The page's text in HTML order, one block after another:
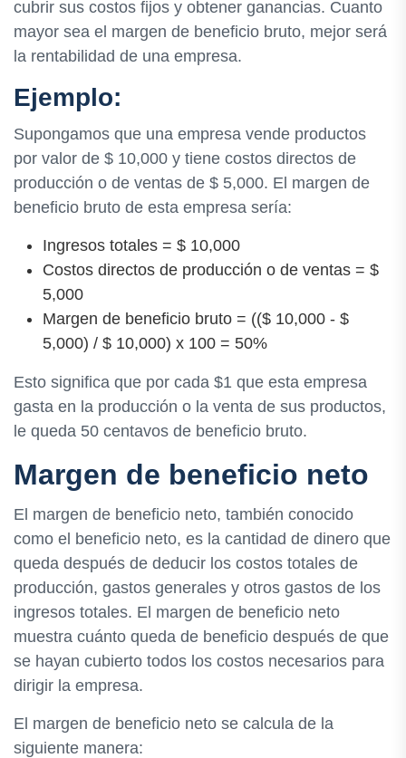
cubrir sus costos fijos y obtener ganancias. Cuanto
mayor sea el margen de beneficio bruto, mejor será
la rentabilidad de una empresa.
Ejemplo:
Supongamos que una empresa vende productos
por valor de $ 10,000 y tiene costos directos de
producción o de ventas de $ 5,000. El margen de
beneficio bruto de esta empresa sería:
Ingresos totales = $ 10,000
Costos directos de producción o de ventas = $
5,000
Margen de beneficio bruto = (($ 10,000 - $
5,000) / $ 10,000) x 100 = 50%
Esto significa que por cada $1 que esta empresa
gasta en la producción o la venta de sus productos,
le queda 50 centavos de beneficio bruto.
Margen de beneficio neto
El margen de beneficio neto, también conocido
como el beneficio neto, es la cantidad de dinero que
queda después de deducir los costos totales de
producción, gastos generales y otros gastos de los
ingresos totales. El margen de beneficio neto
muestra cuánto queda de beneficio después de que
se hayan cubierto todos los costos necesarios para
dirigir la empresa.
El margen de beneficio neto se calcula de la
siguiente manera: